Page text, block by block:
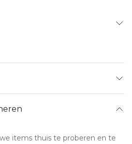
items thuis te proberen en te